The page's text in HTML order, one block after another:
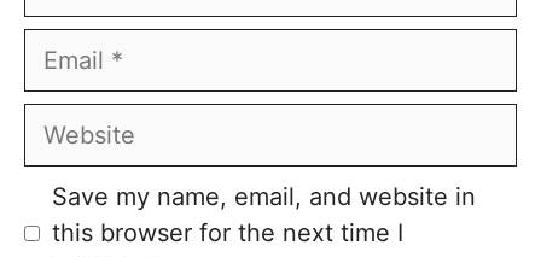
Email
Website
Save my name, email, and website in
this browser for the next time I